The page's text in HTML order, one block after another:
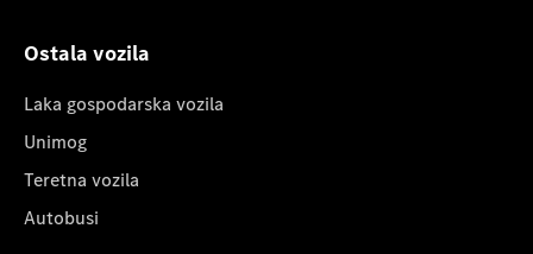
Ostala vozila
Laka gospodarska vozila
Unimog
Teretna vozila
Autobusi